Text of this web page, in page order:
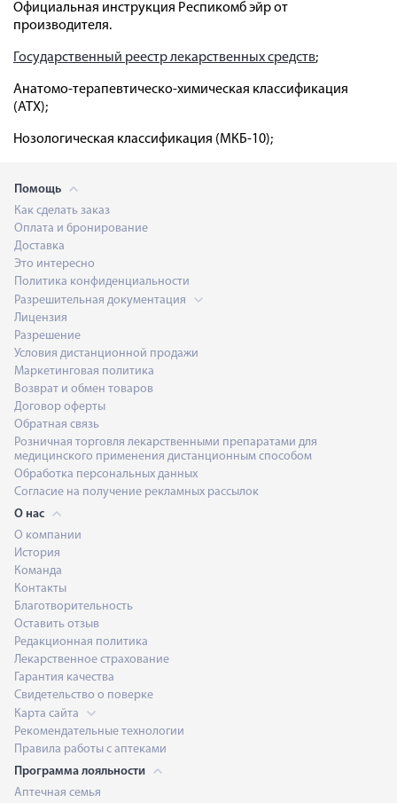
Официальная инструкция Респикомб эйр от
производителя.
Государственный реестр лекарственных средств;
Анатомо-терапевтическо-химическая классификация
(ATX);
Нозологическая классификация (МКБ-10);
Помощь
Как сделать заказ
Оплата и бронирование
Доставка
Это интересно
Политика конфиденциальности
Разрешительная документация
Лицензия
Разрешение
Условия дистанционной продажи
Маркетинговая политика
Возврат и обмен товаров
Договор оферты
Обратная связь
Розничная торговля лекарственными препаратами для
медицинского применения дистанционным способом
Обработка персональных данных
Согласие на получение рекламных рассылок
О нас
О компании
История
Команда
Контакты
Благотворительность
Оставить отзыв
Редакционная политика
Лекарственное страхование
Гарантия качества
Свидетельство о поверке
Карта сайта
Рекомендательные технологии
Правила работы с аптеками
Программа лояльности
Аптечная семья